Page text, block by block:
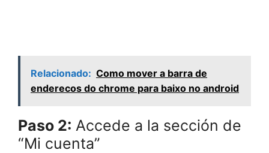
Relacionado: Como mover a barra de
enderecos do chrome para baixo no android
Paso 2: Accede a la sección de
“Mi cuenta”